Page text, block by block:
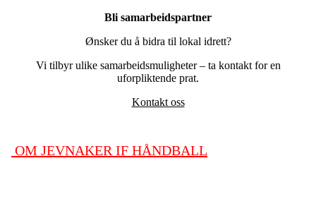
Bli samarbeidspartner
Ønsker du å bidra til lokal idrett?
Vi tilbyr ulike samarbeidsmuligheter – ta kontakt for en
uforpliktende prat.
Kontakt oss
OM JEVNAKER IF HÅNDBALL